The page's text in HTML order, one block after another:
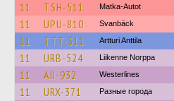
11 TSH-511 Matka-Autot
11 UPU-810 Svanbäck
11 TTT-311 Artturi Anttila
11 URB-524 Liikenne Norppa
11 AII-932 Westerlines
11 URX-371 Разные города